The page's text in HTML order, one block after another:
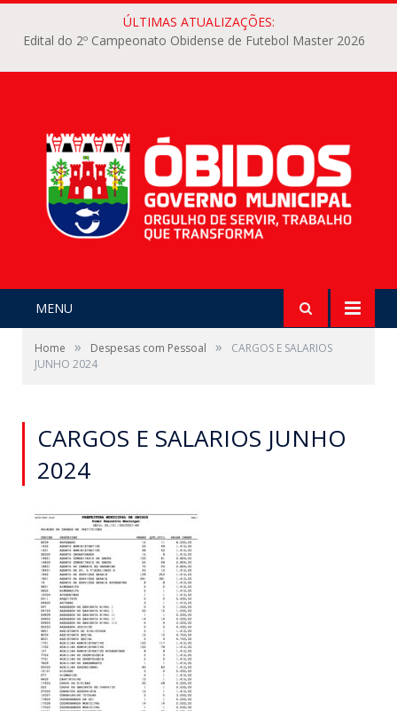
ÚLTIMAS ATUALIZAÇÕES:
Edital do 2º Campeonato Obidense de Futebol Master 2026
MENU
Home » Despesas com Pessoal »
CARGOS E SALARIOS
JUNHO 2024
CARGOS E SALARIOS JUNHO
2024